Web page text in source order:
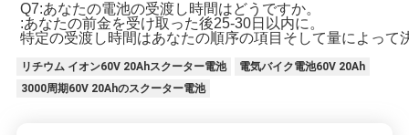
Q7:あなたの電池の受渡し時間はどうですか。
:あなたの前金を受け取った後25-30日以内に。
特定の受渡し時間はあなたの順序の項目そして量によって
リチウム イオン60V 20Ahスクーター電池
電気バイク電池60V 20Ah
3000周期60V 20Ahのスクーター電池